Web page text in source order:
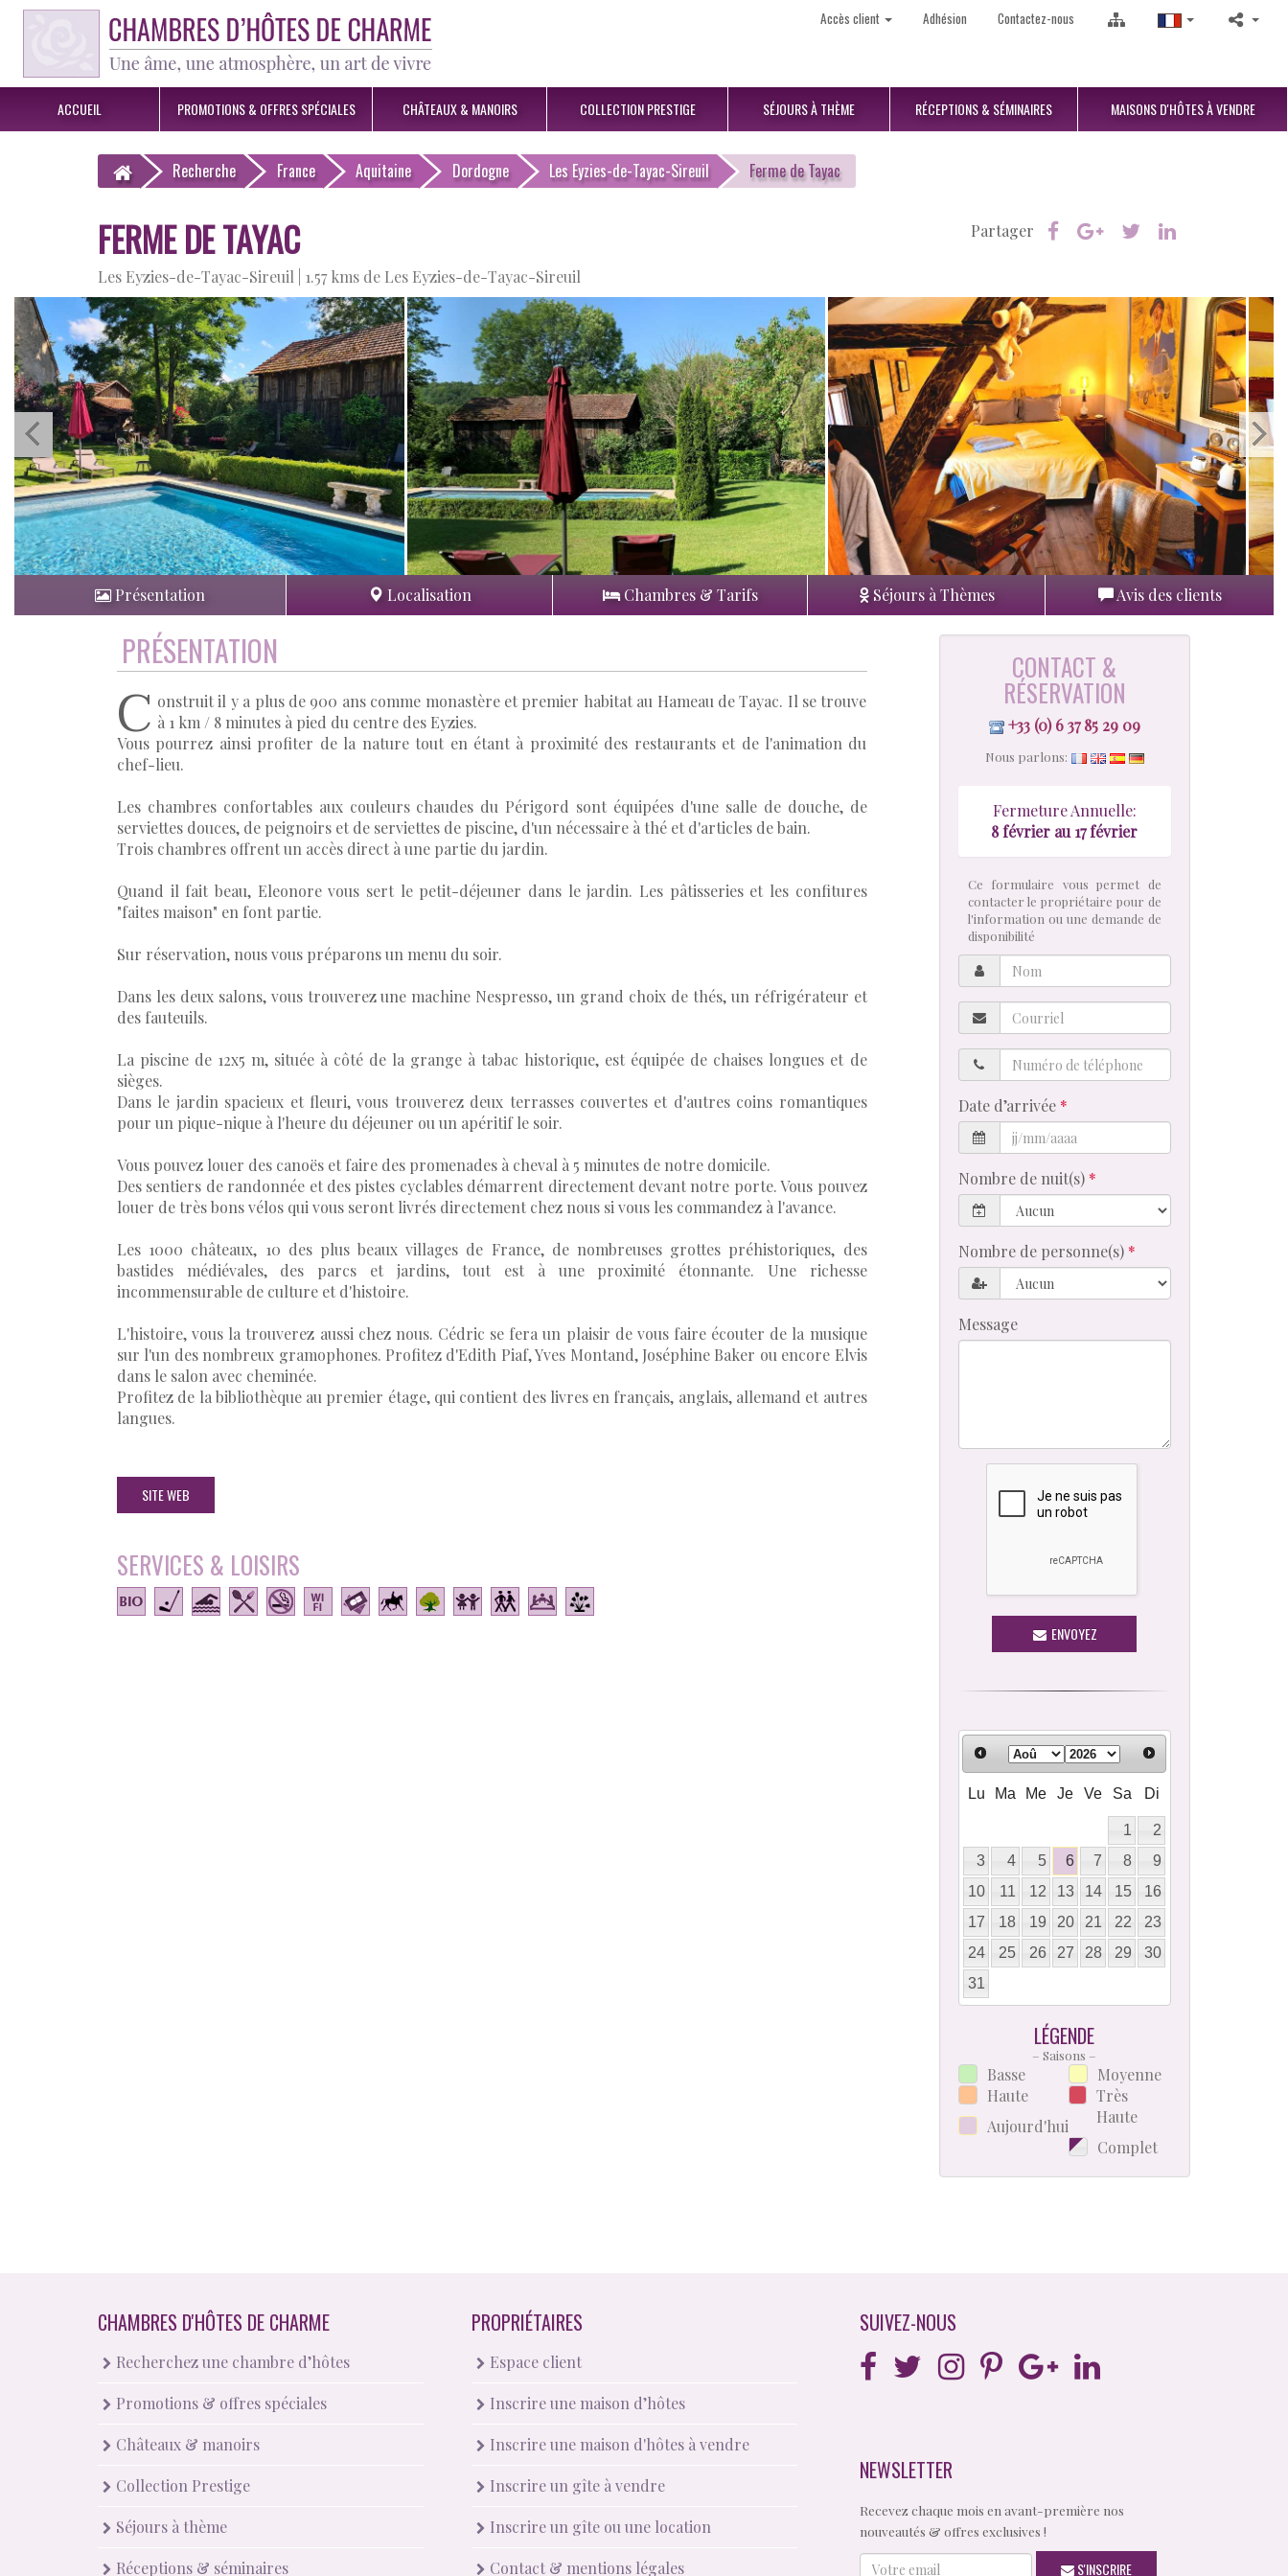
Accès client Adhésion Contactez-nous
ACCUEIL PROMOTIONS & OFFRES SPÉCIALES CHÂTEAUX & MANOIRS COLLECTION PRESTIGE SÉJOURSÀ THÈME RÉCEPTIONS& SÉMINAIRES MAISONS D'HÔTESÀ VENDRE
Recherche France Aquitaine Dordogne Les Eyzies-de-Tayac-Sireuil Ferme de Tayac
FERME DE TAYAC
Les Eyzies-de-Tayac-Sireuil | 1.57 kms de Les Eyzies-de-Tayac-Sireuil
Partager
Présentation Localisation Chambres & Tarifs Séjours à Thèmes Avis des clients
PRÉSENTATION
C onstruit il y a plus de 900 ans comme monastère et premier habitat au Hameau de Tayac. Il se trouve
à 1 km / 8 minutes à pied du centre des Eyzies.
Vous pourrez ainsi profiter de la nature tout en étant à proximité des restaurants et de l'animation du
chef-lieu.
Les chambres confortables aux couleurs chaudes du Périgord sont équipées d'une salle de douche, de
serviettes douces, de peignoirs et de serviettes de piscine, d'un nécessaire à thé et d'articles de bain.
Trois chambres offrent un accès direct à une partie du jardin.
Quand il fait beau, Eleonore vous sert le petit-déjeuner dans le jardin. Les pâtisseries et les confitures
"faites maison" en font partie.
Sur réservation, nous vous préparons un menu du soir.
Dans les deux salons, vous trouverez une machine Nespresso, un grand choix de thés, un réfrigérateur et
des fauteuils.
La piscine de 12x5 m, située à côté de la grange à tabac historique, est équipée de chaises longues et de
sièges.
Dans le jardin spacieux et fleuri, vous trouverez deux terrasses couvertes et d'autres coins romantiques
pour un pique-nique à l'heure du déjeuner ou un apéritif le soir.
Vous pouvez louer des canoës et faire des promenades à cheval à 5 minutes de notre domicile.
Des sentiers de randonnée et des pistes cyclables démarrent directement devant notre porte. Vous pouvez
louer de très bons vélos qui vous seront livrés directement chez nous si vous les commandez à l'avance.
Les 1000 châteaux, 10 des plus beaux villages de France, de nombreuses grottes préhistoriques, des
bastides médiévales, des parcs et jardins, tout est à une proximité étonnante. Une richesse
incommensurable de culture et d'histoire.
L'histoire, vous la trouverez aussi chez nous. Cédric se fera un plaisir de vous faire écouter de la musique
sur l'un des nombreux gramophones. Profitez d'Edith Piaf, Yves Montand, Joséphine Baker ou encore Elvis
dans le salon avec cheminée.
Profitez de la bibliothèque au premier étage, qui contient des livres en français, anglais, allemand et autres
langues.
SITE WEB
SERVICES & LOISIRS
CONTACT &
RÉSERVATION
+33 (0) 6 37 85 29 09
Nous parlons:
Fermeture Annuelle:
8 février au 17 février
Ce formulaire vous permet de
contacter le propriétaire pour de
l'information ou une demande de
disponibilité
Nom
Courriel
Numéro
de
téléphone
Date d’arrivée
Nombre de nuit(s)
Nombre de personne(s)
Message
ENVOYEZ
Lu Ma Me Je Ve Sa Di
1
2
3
4 5 6 7 8
9
10
11 12 13 14 15
16
17
18 19 20 21 22
23
24
25 26 27 28 29
30
31
LÉGENDE
– Saisons –
Basse
Haute
Aujourd'hui
Moyenne
Très
Haute
Complet
CHAMBRES D'HÔTES DE CHARME
Recherchez une chambre d’hôtes
Promotions & offres spéciales
Châteaux & manoirs
Collection Prestige
Séjours à thème
Réceptions & séminaires
PROPRIÉTAIRES
Espace client
Inscrire une maison d’hôtes
Inscrire une maison d'hôtes à vendre
Inscrire un gîte à vendre
Inscrire un gîte ou une location
Contact & mentions légales
SUIVEZ-NOUS
NEWSLETTER
Recevez chaque mois en avant-première nos
nouveautés & offres exclusives !
Votre
S'INSCRIRE